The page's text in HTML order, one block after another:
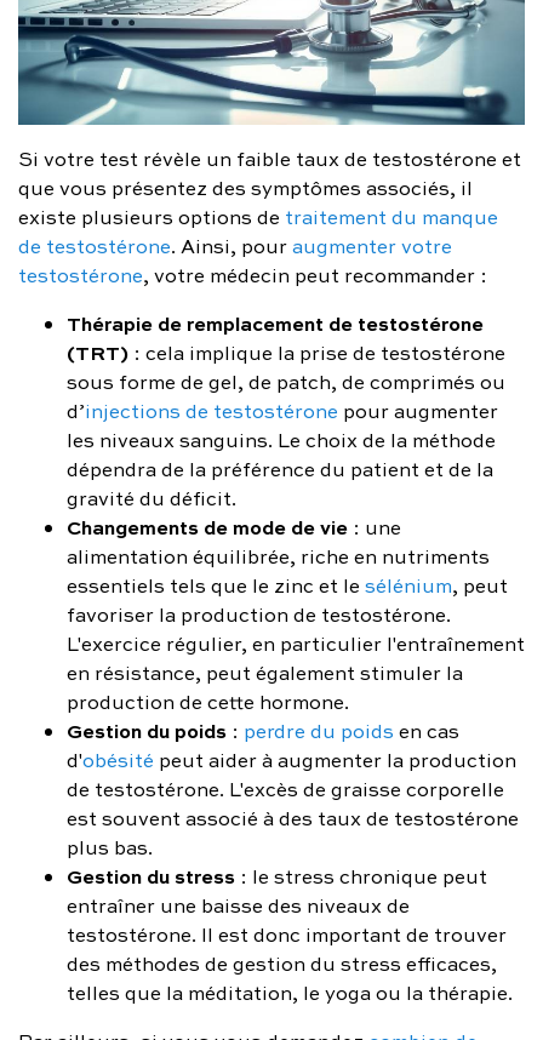
Si votre test révèle un faible taux de testostérone et
que vous présentez des symptômes associés, il
existe plusieurs options de traitement du manque
de testostérone. Ainsi, pouraugmenter votre
testostérone, votre médecin peut recommander :
Thérapie de remplacement de testostérone
(TRT) : cela implique la prise de testostérone
sous forme de gel, de patch, de comprimés ou
d’injections de testostérone pour augmenter
les niveaux sanguins. Le choix de la méthode
dépendra de la préférence du patient et de la
gravité du déficit.
Changements de mode de vie : une
alimentation équilibrée, riche en nutriments
essentiels tels que le zinc et le sélénium, peut
favoriser la production de testostérone.
L'exercice régulier, en particulier l'entraînement
en résistance, peut également stimuler la
production de cette hormone.
Gestion du poids : perdre du poids en cas
d'obésité peut aider à augmenter la production
de testostérone. L'excès de graisse corporelle
est souvent associé à des taux de testostérone
plus bas.
Gestion du stress : le stress chronique peut
entraîner une baisse des niveaux de
testostérone. Il est donc important de trouver
des méthodes de gestion du stress efficaces,
telles que la méditation, le yoga ou la thérapie.